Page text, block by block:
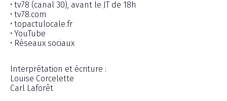
• tv78 (canal 30), avant le JT de 18h
• tv78.com
• topactulocale.fr
• YouTube
• Réseaux sociaux
Interprétation et écriture :
Louise Corcelette
Carl Laforêt